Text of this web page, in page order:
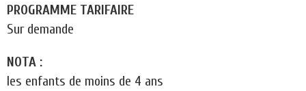
PROGRAMME TARIFAIRE
Sur demande
NOTA :
les enfants de moins de 4 ans